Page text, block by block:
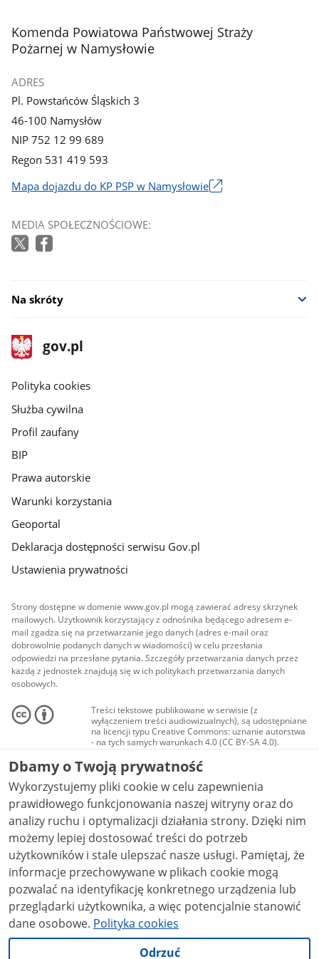
galerii.
stopka
Komenda Powiatowa Państwowej Straży
Pożarnej w Namysłowie
ADRES
Pl. Powstańców Śląskich 3
46-100 Namysłów
NIP 752 12 99 689
Regon 531 419 593
Mapa dojazdu do KP PSP w Namysłowie
się
w
MEDIA SPOŁECZNOŚCIOWE:
Na skróty
stopka
gov.pl
Strona
gov.pl
gov.pl
Polityka cookies
Służba cywilna
Profil zaufany
BIP
Prawa autorskie
Warunki korzystania
Geoportal
Deklaracja dostępności serwisu Gov.pl
Ustawienia prywatności
Strony dostępne w domenie www.gov.pl mogą zawierać adresy skrzynek
mailowych. Użytkownik korzystający z odnośnika będącego adresem e-
mail zgadza się na przetwarzanie jego danych (adres e-mail oraz
dobrowolnie podanych danych w wiadomości) w celu przesłania
odpowiedzi na przesłane pytania. Szczegóły przetwarzania danych przez
każdą z jednostek znajdują się w ich politykach przetwarzania danych
osobowych.
Treści tekstowe publikowane w serwisie (z
wyłączeniem treści audiowizualnych), są udostępniane
na licencji typu Creative Commons: uznanie autorstwa
- na tych samych warunkach 4.0 (CC BY-SA 4.0).
Materiały audiowizualne, w tym zdjęcia, materiały
audio i wideo, są udostępniane na licencji typu
Creative Commons: uznanie autorstwa użycie
niekomercyjne - bez utworów zależnych 4.0 (CC BY-
NC-ND 4.0), o ile nie jest to stwierdzone inaczej.
Dbamy o Twoją prywatność
Wykorzystujemy pliki cookie w celu zapewnienia
prawidłowego funkcjonowania naszej witryny oraz do
analizy ruchu i optymalizacji działania strony. Dzięki nim
możemy lepiej dostosować treści do potrzeb
użytkowników i stale ulepszać nasze usługi. Pamiętaj, że
informacje przechowywane w plikach cookie mogą
pozwalać na identyfikację konkretnego urządzenia lub
przeglądarki użytkownika, a więc potencjalnie stanowić
dane osobowe. Polityka cookies
Odrzuć